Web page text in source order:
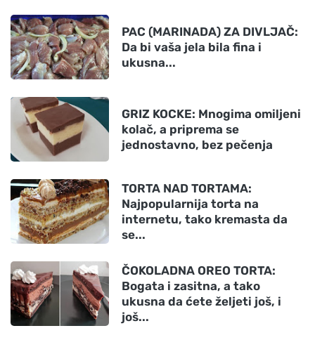
PAC (MARINADA) ZA DIVLJAČ:
Da bi vaša jela bila fina i
ukusna...
GRIZ KOCKE: Mnogima omiljeni
kolač, a priprema se
jednostavno, bez pečenja
TORTA NAD TORTAMA:
Najpopularnija torta na
internetu, tako kremasta da
se...
ČOKOLADNA OREO TORTA:
Bogata i zasitna, a tako
ukusna da ćete željeti još, i
još...